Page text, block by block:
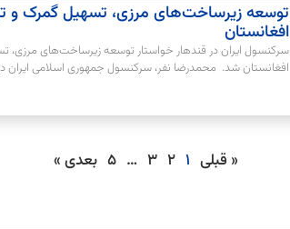
توسعه زیرساخت‌های مرزی، تسهیل گمرک و
افغانستان
سرکنسول ایران در قندهار خواستار توسعه زیرساخت‌های مرزی،
افغانستان شد. محمدرضا نفر، سرکنسول جمهوری اسلامی ایران
« قبلی 1
2
3
…
5 بعدی »